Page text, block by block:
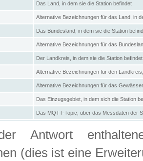
Das Land, in dem sie die Station befindet
Alternative Bezeichnungen für das Land, in
Das Bundesland, in dem sie die Station
Alternative Bezeichnungen für das
Der Landkreis, in dem sie die Station befindet
Alternative Bezeichnungen für den
Alternative Bezeichnungen für das
Das Einzugsgebiet, in dem sich die Station
Das MQTT-Topic, über das Messdaten der
Antwort
(dies ist eine